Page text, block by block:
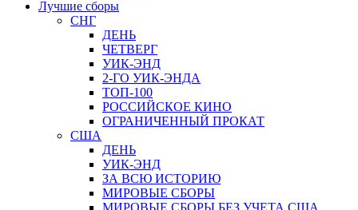
Лучшие сборы
СНГ
ДЕНЬ
ЧЕТВЕРГ
УИК-ЭНД
2-ГО УИК-ЭНДА
ТОП-100
РОССИЙСКОЕ КИНО
ОГРАНИЧЕННЫЙ ПРОКАТ
США
ДЕНЬ
УИК-ЭНД
ЗА ВСЮ ИСТОРИЮ
МИРОВЫЕ СБОРЫ
МИРОВЫЕ СБОРЫ БЕЗ УЧЕТА США